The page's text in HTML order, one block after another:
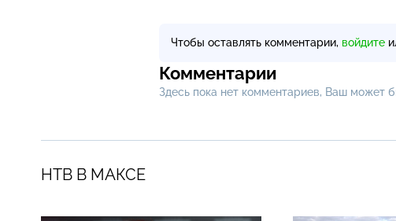
Чтобы оставлять комментарии, войдите
Комментарии
Здесь пока нет комментариев, Ваш может
НТВ В МАКСЕ